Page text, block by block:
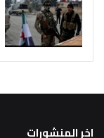
اخر المنشورات